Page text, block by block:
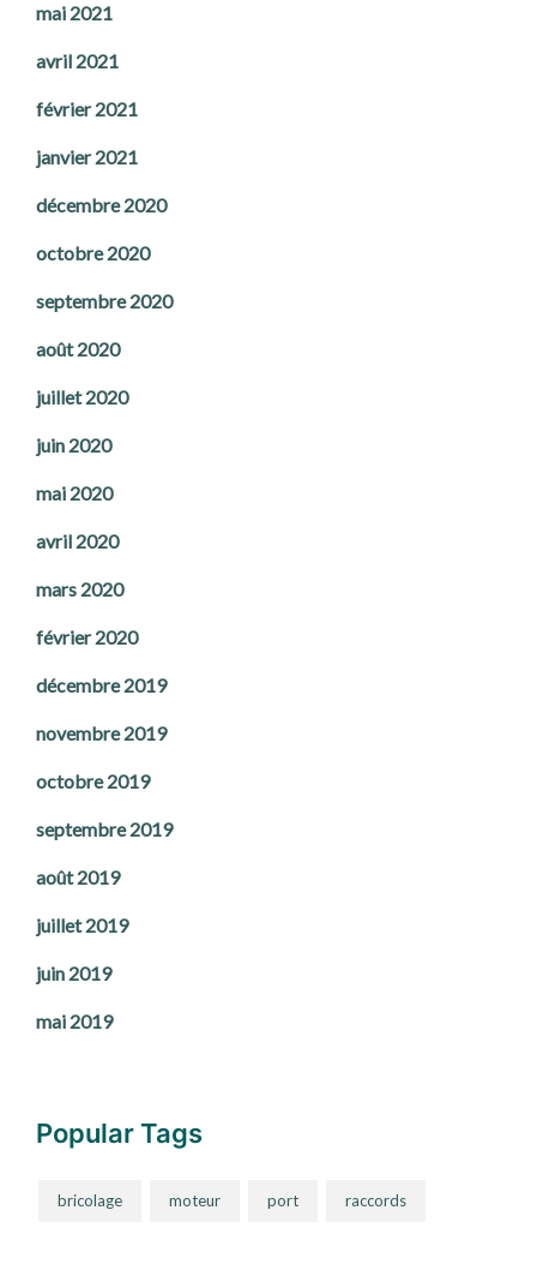
mai 2021
avril 2021
février 2021
janvier 2021
décembre 2020
octobre 2020
septembre 2020
août 2020
juillet 2020
juin 2020
mai 2020
avril 2020
mars 2020
février 2020
décembre 2019
novembre 2019
octobre 2019
septembre 2019
août 2019
juillet 2019
juin 2019
mai 2019
Popular Tags
bricolage moteur port raccords